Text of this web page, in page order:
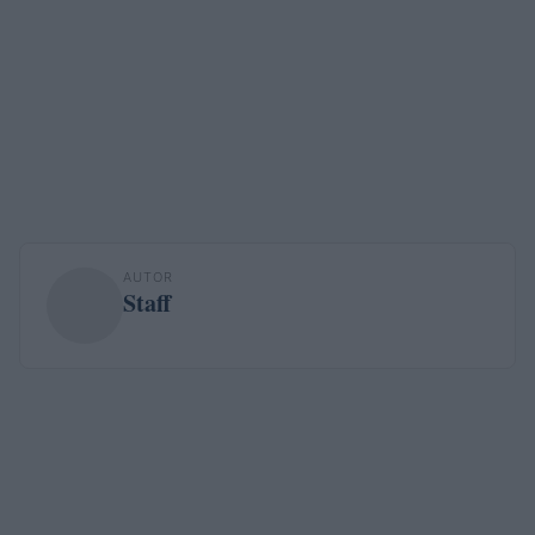
AUTOR
Staff